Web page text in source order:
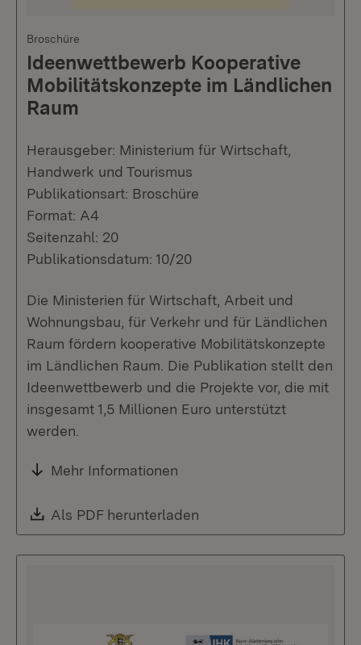
Broschüre
Ideenwettbewerb Kooperative
Mobilitätskonzepte im Ländlichen
Raum
Herausgeber: Ministerium für Wirtschaft,
Handwerk und Tourismus
Publikationsart: Broschüre
Format: A4
Seitenzahl: 20
Publikationsdatum: 10/20
Die Ministerien für Wirtschaft, Arbeit und
Wohnungsbau, für Verkehr und für Ländlichen
Raum fördern kooperative Mobilitätskonzepte
im Ländlichen Raum. Die Publikation stellt den
Ideenwettbewerb und die Projekte vor, die mit
insgesamt 1,5 Millionen Euro unterstützt
werden.
Mehr Informationen
Download:
Als PDF herunterladen